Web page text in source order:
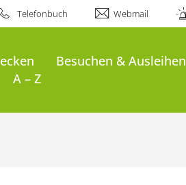
Telefonbuch Webmail
Besuchen & Ausleihen
A – Z